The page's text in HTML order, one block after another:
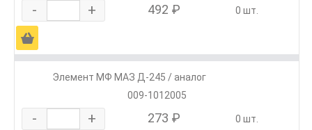
- + 492 ₽ 0 шт.
Ä
Элемент МФ МАЗ Д-245 / аналог
009-1012005
- + 273 ₽ 0 шт.